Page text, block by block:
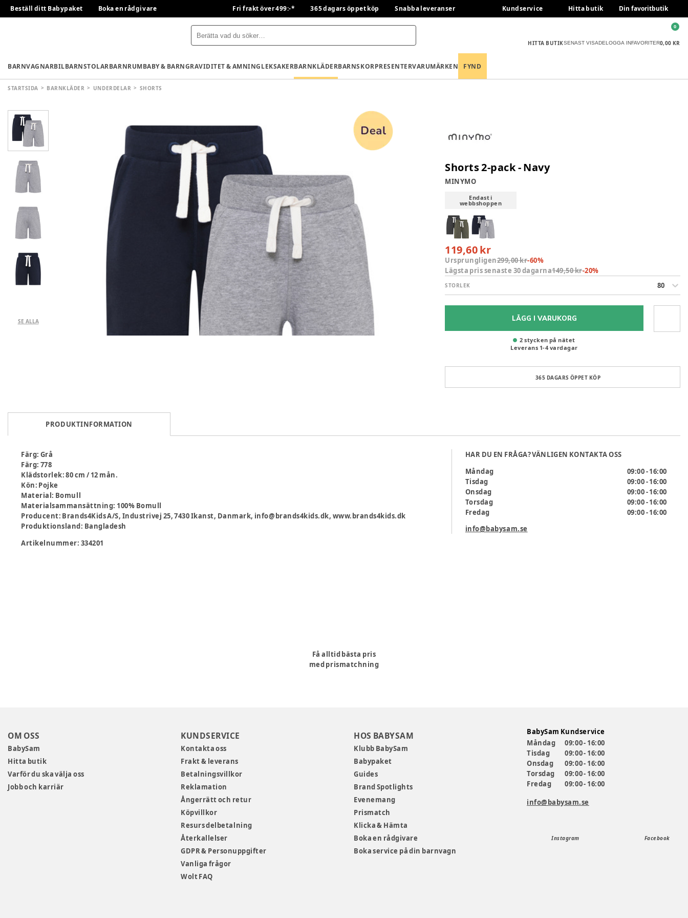
Beställ ditt Babypaket Boka en rådgivare Fri frakt över 499:-* 365 dagars öppet köp Snabba leveranser Kundservice Hitta butik Din favoritbutik
HITTA BUTIKSENAST VISADELOGGA INFAVORITER0,00 KR
0
BARNVAGNARBILBARNSTOLARBARNRUMBABY & BARNGRAVIDITET & AMNINGLEKSAKERBARNKLÄDERBARNSKORPRESENTERVARUMÄRKEN FYND
STARTSIDA BARNKLÄDER UNDERDELAR SHORTS
SE ALLA
Shorts 2-pack - Navy
MINYMO
Endast i
webbshoppen
119,60 kr
Ursprungligen299,00 kr-60%
Lägsta pris senaste 30 dagarna149,50 kr-20%
STORLEK 80
LÄGG I VARUKORG
2 stycken på nätet
Leverans 1-4 vardagar
365 DAGARS ÖPPET KÖP
PRODUKTINFORMATION
Färg: Grå
Färg: 778
Klädstorlek:80 cm / 12 mån.
Kön: Pojke
Material: Bomull
Materialsammansättning: 100% Bomull
Producent: Brands4Kids A/S, Industrivej 25, 7430 Ikanst, Danmark, info@brands4kids.dk, www.brands4kids.dk
Produktionsland: Bangladesh
Artikelnummer: 334201
HAR DU EN FRÅGA? VÄNLIGEN KONTAKTA OSS
Måndag
09:00 - 16:00
Tisdag
09:00 - 16:00
Onsdag
09:00 - 16:00
Torsdag
09:00 - 16:00
Fredag
09:00 - 16:00
info@babysam.se
Få alltid bästa pris
med prismatchning
OM OSS
BabySam
Hitta butik
Varför du ska välja oss
Jobb och karriär
KUNDSERVICE
Kontakta oss
Frakt & leverans
Betalningsvillkor
Reklamation
Ångerrätt och retur
Köpvillkor
Resurs delbetalning
Återkallelser
GDPR & Personuppgifter
Vanliga frågor
Wolt FAQ
HOS BABYSAM
Klubb BabySam
Babypaket
Guides
Brand Spotlights
Evenemang
Prismatch
Klicka & Hämta
Boka en rådgivare
Boka service på din barnvagn
BabySam Kundservice
Måndag
09:00 - 16:00
Tisdag
09:00 - 16:00
Onsdag
09:00 - 16:00
Torsdag
09:00 - 16:00
Fredag
09:00 - 16:00
info@babysam.se
Instagram Facebook